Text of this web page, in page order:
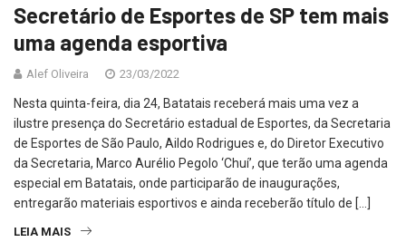
Secretário de Esportes de SP tem mais
uma agenda esportiva
Alef Oliveira 23/03/2022
Nesta quinta-feira, dia 24, Batatais receberá mais uma vez a
ilustre presença do Secretário estadual de Esportes, da Secretaria
de Esportes de São Paulo, Aildo Rodrigues e, do Diretor Executivo
da Secretaria, Marco Aurélio Pegolo ‘Chuí’, que terão uma agenda
especial em Batatais, onde participarão de inaugurações,
entregarão materiais esportivos e ainda receberão título de […]
LEIA MAIS